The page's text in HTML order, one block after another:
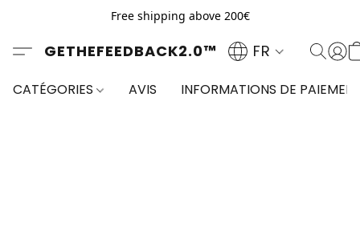
Free shipping above 200€
GETHEFEEDBACK2.0™ FR
CATÉGORIES AVIS INFORMATIONS DE